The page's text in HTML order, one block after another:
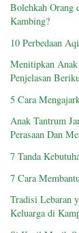
Bolehkah Orang
Kambing?
10 Perbedaan
Menitipkan Anak
Penjelasan
5 Cara
Anak Tantrum
Perasaan Dan
7 Tanda
7 Cara
Tradisi Lebaran
Keluarga di